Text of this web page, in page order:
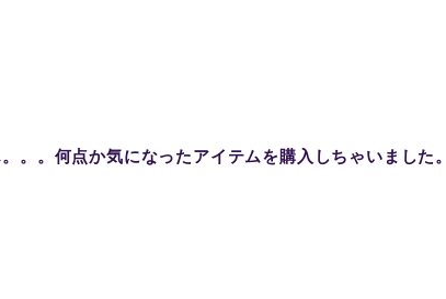
。。何点か気になったアイテムを購入しちゃいました。